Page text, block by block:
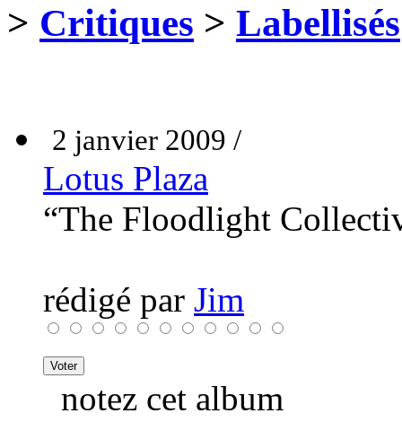
> Critiques > Labellisés
2 janvier 2009 /
Lotus Plaza
“The Floodlight
rédigé par Jim
notez cet album